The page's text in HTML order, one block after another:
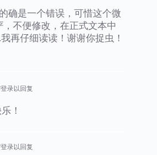
确是一个错误，可惜这个微
，不便修改，在正式文本中
再仔细读读！谢谢你捉虫！
登录以回复
！
登录以回复